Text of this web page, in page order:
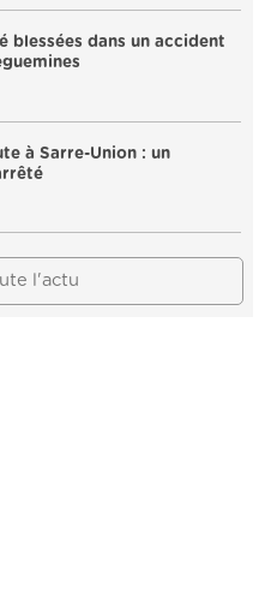
blessées dans un accident
à Sarre-Union : un
l'actu